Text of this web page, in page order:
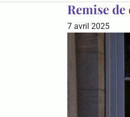
Remise
7 avril 2025